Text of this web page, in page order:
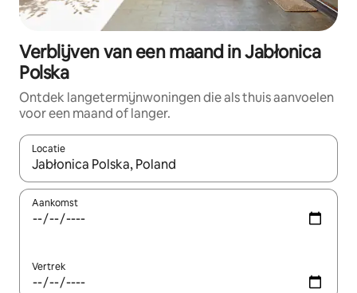
Verblijven van een maand in Jabłonica
Polska
Ontdek langetermijnwoningen die als thuis aanvoelen
voor een maand of langer.
Locatie
Wanneer er resultaten beschikbaar zijn, maak je een keuze
Aankomst
Vertrek